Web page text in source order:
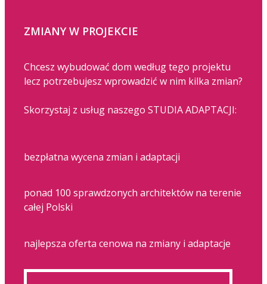
ZMIANY W PROJEKCIE
Chcesz wybudować dom według tego projektu
lecz potrzebujesz wprowadzić w nim kilka zmian?
Skorzystaj z usług naszego STUDIA ADAPTACJI:
bezpłatna wycena zmian i adaptacji
ponad 100 sprawdzonych architektów na terenie
całej Polski
najlepsza oferta cenowa na zmiany i adaptacje